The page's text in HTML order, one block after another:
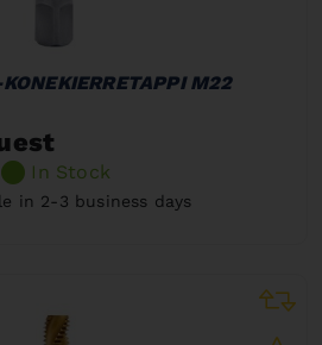
M22
In Stock
in 2-3 business days